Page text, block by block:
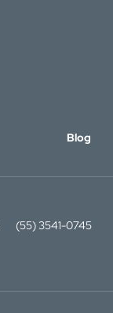
Blog
(55) 3541-0745